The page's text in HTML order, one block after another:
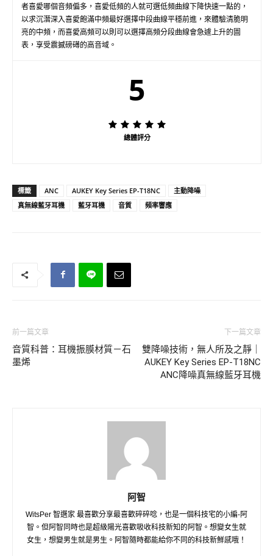
者喜愛哪個音頻偏多，喜愛低頻的人就可選低頻曲線下降快速一點的，
以求沉潛深入喜愛飽滿中頻最好選擇中段曲線平穩前進，來體驗清脆明
亮的中頻，而喜愛高頻可以則可以選擇高頻分段曲線會急遽上升的圖
表，享受震撼磅礡的高音域。
5
總體評分
標籤 ANC AUKEY Key Series EP-T18NC
主動降噪
真無線藍牙耳機
藍牙耳機 音質 頻率響應
前一篇文章
音質科普：耳機振膜材質－石
墨烯
下一篇文章
雙降噪技術，無人所及之靜｜
AUKEY Key Series EP-T18NC
ANC降噪真無線藍牙耳機
阿智
WitsPer 智選家 最喜歡分享最喜歡碎碎唸，也是一個科技宅的小編-阿
智。但阿智同時也是超級陽光喜歡吸收科技新知的阿智。想變女生就
女生，想變男生就是男生。阿智隨時都能給你不同的科技新鮮感哦！